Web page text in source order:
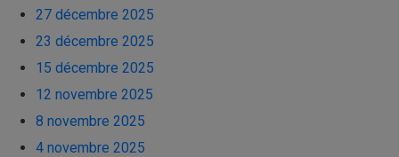
27 décembre 2025
23 décembre 2025
15 décembre 2025
12 novembre 2025
8 novembre 2025
4 novembre 2025